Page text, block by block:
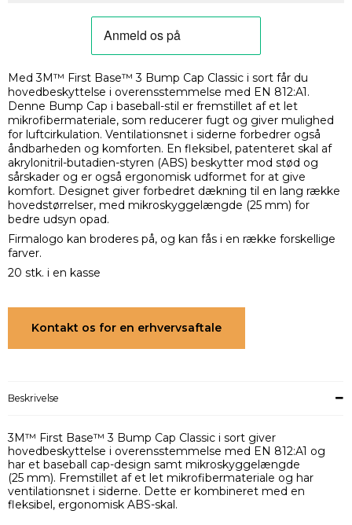
Med 3M™ First Base™ 3 Bump Cap Classic i sort får du
hovedbeskyttelse i overensstemmelse med EN 812:A1.
Denne Bump Cap i baseball-stil er fremstillet af et let
mikrofibermateriale, som reducerer fugt og giver mulighed
for luftcirkulation. Ventilationsnet i siderne forbedrer også
åndbarheden og komforten. En fleksibel, patenteret skal af
akrylonitril-butadien-styren (ABS) beskytter mod stød og
sårskader og er også ergonomisk udformet for at give
komfort. Designet giver forbedret dækning til en lang række
hovedstørrelser, med mikroskyggelængde (25 mm) for
bedre udsyn opad.
Firmalogo kan broderes på, og kan fås i en række forskellige
farver.
20 stk. i en kasse
Kontakt os for en erhvervsaftale
Beskrivelse
3M™ First Base™ 3 Bump Cap Classic i sort giver
hovedbeskyttelse i overensstemmelse med EN 812:A1 og
har et baseball cap-design samt mikroskyggelængde
(25 mm). Fremstillet af et let mikrofibermateriale og har
ventilationsnet i siderne. Dette er kombineret med en
fleksibel, ergonomisk ABS-skal.